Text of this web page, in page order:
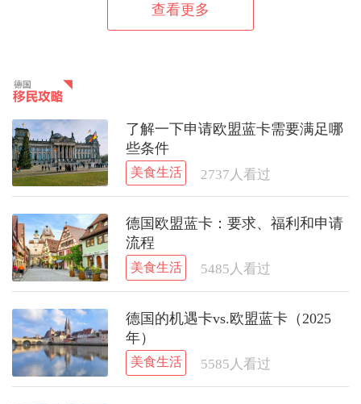
查看更多
了解一下申请欧盟蓝卡需要满足哪
些条件
美食生活 2737 人看过
德国欧盟蓝卡：要求、福利和申请
流程
美食生活 5485 人看过
德国的机遇卡vs.欧盟蓝卡（2025
年）
美食生活 5585 人看过